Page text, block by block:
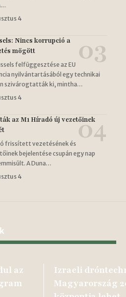
4
Nincs korrupció a
mögött
felfüggesztése az EU
nyilvántartásából egy technikai
szivárogtatták ki, mintha…
4
az M1 Híradó új vezetőinek
frissített vezetésének és
bejelentése csupán egy nap
A Duna…
4
az
Izraeli
Magyarország